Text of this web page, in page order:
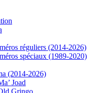
réguliers (2014-2026)
spéciaux (1989-2020)
(2014-2026)
Joad
Gringo